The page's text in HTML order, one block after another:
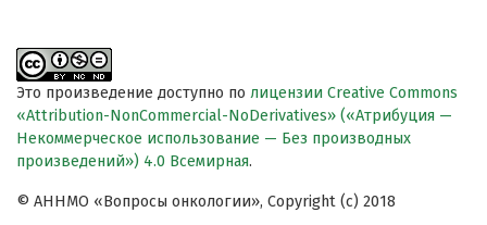
Это произведение доступно по лицензии Creative Commons
«Attribution-NonCommercial-NoDerivatives» («Атрибуция —
Некоммерческое использование — Без производных
произведений») 4.0 Всемирная.
© АННМО «Вопросы онкологии», Copyright (c) 2018